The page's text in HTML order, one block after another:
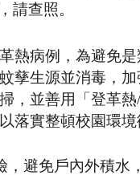
請查照。
熱病例，為避免
孳生源並消毒，
，並善用「登革
落實整頓校園環
，避免戶內外積水